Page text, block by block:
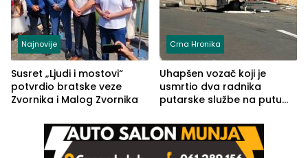
Najnovije
Susret „Ljudi i mostovi“
potvrdio bratske veze
Zvornika i Malog Zvornika
Crna Hronika
Uhapšen vozač koji je
usmrtio dva radnika
putarske službe na putu
(FOTO)